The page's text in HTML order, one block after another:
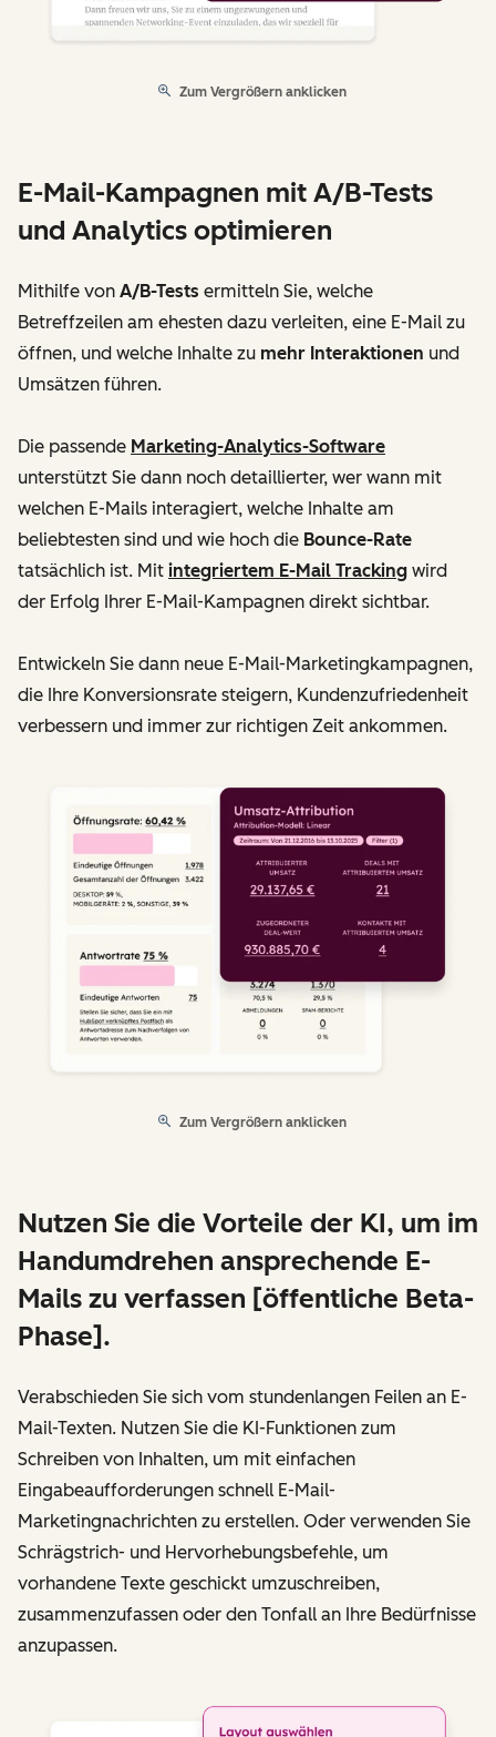
Zum Vergrößern anklicken
E-Mail-Kampagnen mit A/B-Tests
und Analytics optimieren
Mithilfe von A/B-Tests ermitteln Sie, welche
Betreffzeilen am ehesten dazu verleiten, eine E-Mail zu
öffnen, und welche Inhalte zu mehr Interaktionen und
Umsätzen führen.
Die passende Marketing-Analytics-Software
unterstützt Sie dann noch detaillierter, wer wann mit
welchen E-Mails interagiert, welche Inhalte am
beliebtesten sind und wie hoch die Bounce-Rate
tatsächlich ist. Mit integriertem E-Mail Tracking wird
der Erfolg Ihrer E-Mail-Kampagnen direkt sichtbar.
Entwickeln Sie dann neue E-Mail-Marketingkampagnen,
die Ihre Konversionsrate steigern, Kundenzufriedenheit
verbessern und immer zur richtigen Zeit ankommen.
Zum Vergrößern anklicken
Nutzen Sie die Vorteile der KI, um im
Handumdrehen ansprechende E-
Mails zu verfassen [öffentliche Beta-
Phase].
Verabschieden Sie sich vom stundenlangen Feilen an E-
Mail-Texten. Nutzen Sie die KI-Funktionen zum
Schreiben von Inhalten, um mit einfachen
Eingabeaufforderungen schnell E-Mail-
Marketingnachrichten zu erstellen. Oder verwenden Sie
Schrägstrich- und Hervorhebungsbefehle, um
vorhandene Texte geschickt umzuschreiben,
zusammenzufassen oder den Tonfall an Ihre Bedürfnisse
anzupassen.